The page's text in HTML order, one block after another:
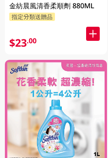
金紡晨風清香柔順劑 880ML
指定分類送贈品
$23.00